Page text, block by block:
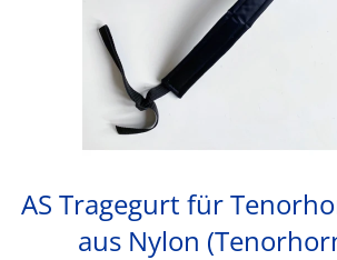
AS Tragegurt für
aus Nylon